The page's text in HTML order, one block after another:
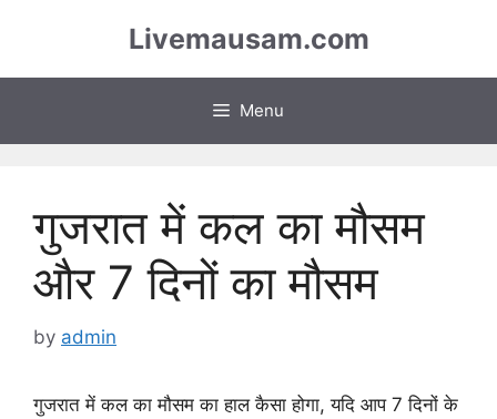
Livemausam.com
Menu
गुजरात में कल का मौसम
और 7 दिनों का मौसम
by admin
गुजरात में कल का मौसम का हाल कैसा होगा, यदि आप 7 दिनों के